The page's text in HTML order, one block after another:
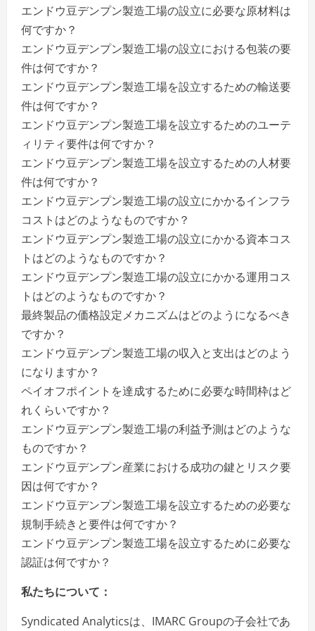
エンドウ豆デンプン製造工場の設立に必要な原材料は
何ですか？
エンドウ豆デンプン製造工場の設立における包装の要
件は何ですか？
エンドウ豆デンプン製造工場を設立するための輸送要
件は何ですか？
エンドウ豆デンプン製造工場を設立するためのユーテ
ィリティ要件は何ですか？
エンドウ豆デンプン製造工場を設立するための人材要
件は何ですか？
エンドウ豆デンプン製造工場の設立にかかるインフラ
コストはどのようなものですか？
エンドウ豆デンプン製造工場の設立にかかる資本コス
トはどのようなものですか？
エンドウ豆デンプン製造工場の設立にかかる運用コス
トはどのようなものですか？
最終製品の価格設定メカニズムはどのようになるべき
ですか？
エンドウ豆デンプン製造工場の収入と支出はどのよう
になりますか？
ペイオフポイントを達成するために必要な時間枠はど
れくらいですか？
エンドウ豆デンプン製造工場の利益予測はどのような
ものですか？
エンドウ豆デンプン産業における成功の鍵とリスク要
因は何ですか？
エンドウ豆デンプン製造工場を設立するための必要な
規制手続きと要件は何ですか？
エンドウ豆デンプン製造工場を設立するために必要な
認証は何ですか？
私たちについて：
Syndicated Analyticsは、IMARC Groupの子会社であ